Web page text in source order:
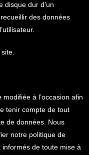
disque dur d’un
des données
à l’occasion afin
tenir compte de tout
de données. Nous
notre politique de
informés de toute mise à